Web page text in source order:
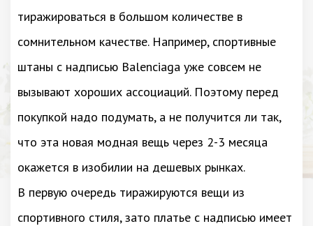
тиражироваться в большом количестве в
сомнительном качестве. Например, спортивные
штаны с надписью Balenciaga уже совсем не
вызывают хороших ассоциаций. Поэтому перед
покупкой надо подумать, а не получится ли так,
что эта новая модная вещь через 2-3 месяца
окажется в изобилии на дешевых рынках.
В первую очередь тиражируются вещи из
спортивного стиля, зато платье с надписью имеет